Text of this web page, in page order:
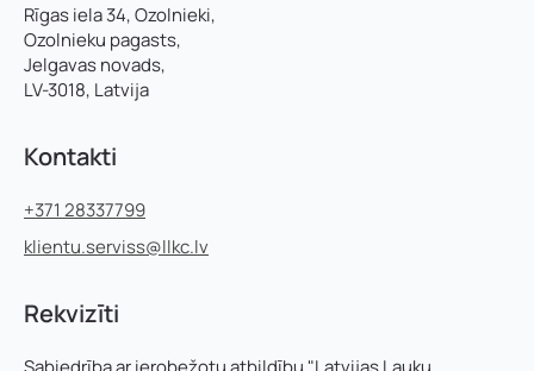
Rīgas iela 34, Ozolnieki,
Ozolnieku pagasts,
Jelgavas novads,
LV-3018, Latvija
Kontakti
+371 28337799
klientu.serviss@llkc.lv
Rekvizīti